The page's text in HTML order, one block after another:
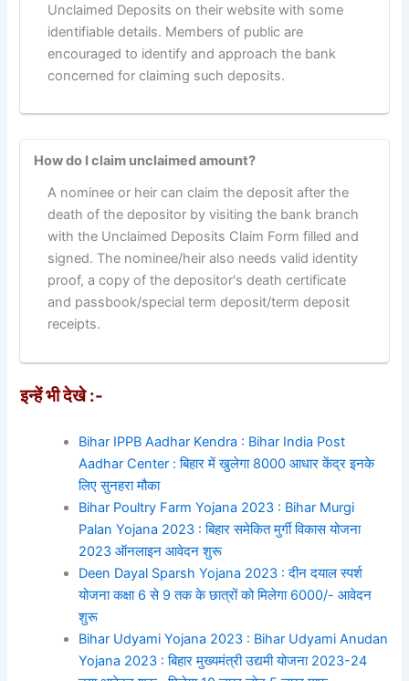
Unclaimed Deposits on their website with some
identifiable details. Members of public are
encouraged to identify and approach the bank
concerned for claiming such deposits.
How do I claim unclaimed amount?
A nominee or heir can claim the deposit after the
death of the depositor by visiting the bank branch
with the Unclaimed Deposits Claim Form filled and
signed. The nominee/heir also needs valid identity
proof, a copy of the depositor's death certificate
and passbook/special term deposit/term deposit
receipts.
इन्हें भी देखे :-
Bihar IPPB Aadhar Kendra : Bihar India Post
Aadhar Center : बिहार में खुलेगा 8000 आधार केंद्र इनके
लिए सुनहरा मौका
Bihar Poultry Farm Yojana 2023 : Bihar Murgi
Palan Yojana 2023 : बिहार समेकित मुर्गी विकास योजना
2023 ऑनलाइन आवेदन शुरू
Deen Dayal Sparsh Yojana 2023 : दीन दयाल स्पर्श
योजना कक्षा 6 से 9 तक के छात्रों को मिलेगा 6000/- आवेदन
शुरू
Bihar Udyami Yojana 2023 : Bihar Udyami Anudan
Yojana 2023 : बिहार मुख्यमंत्री उद्यमी योजना 2023-24